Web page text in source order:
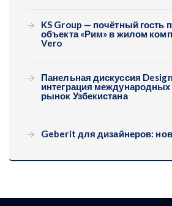
KS Group — почётный гость
объекта «Рим» в жилом
Vero
Панельная дискуссия
интеграция
рынок Узбекистана
Geberit для дизайнеров: